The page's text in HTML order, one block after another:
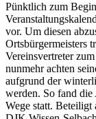
Pünktlich zum
vor. Um diesen
Ortsbürgermeisters
Vereinsvertreter
nunmehr achten
aufgrund der
werden. So fand
Wege statt.